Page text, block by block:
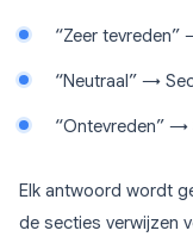
“Zeer
“Neutraal” →
“Ontevreden” →
Elk antwoord wordt
de secties verwijzen